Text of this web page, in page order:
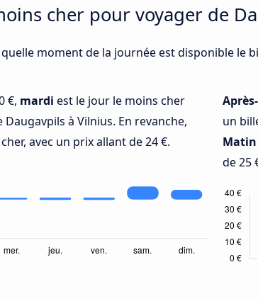
cher pour voyager de
moment de la journée est disponible le
€, mardi est le jour le moins cher
à Vilnius. En revanche,
avec un prix allant de 24 €.
un
Matin
de 25